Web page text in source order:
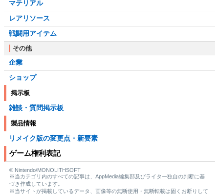
マテリアル
レアリソース
戦闘用アイテム
その他
企業
ショップ
掲示板
雑談・質問掲示板
製品情報
リメイク版の変更点・新要素
ゲーム権利表記
© Nintendo/MONOLITHSOFT
※当カテゴリ内のすべての記事は、AppMedia編集部及びライター独自の判断に基
づき作成しています。
※当サイトが掲載しているデータ、画像等の無断使用・無断転載は固くお断りして